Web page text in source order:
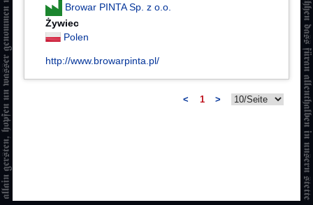
Browar PINTA Sp. z o.o.
Żywiec
Polen
http://www.browarpinta.pl/
< 1 >